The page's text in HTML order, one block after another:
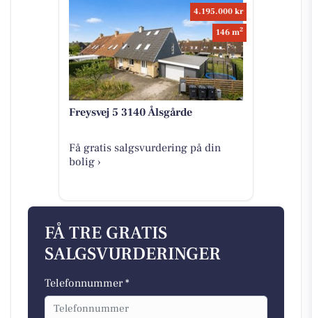
4.195.000 kr
146 m2
Freysvej 5 3140 Ålsgårde
Få gratis salgsvurdering på din
bolig ›
FÅ TRE GRATIS
SALGSVURDERINGER
Telefonnummer *